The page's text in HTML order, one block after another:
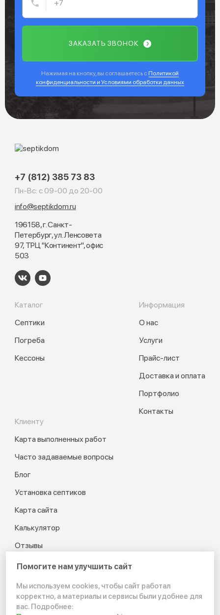
ЗАКАЗАТЬ ЗВОНОК
Нажимая на кнопку, вы соглашаетесь с Политикой
конфиденциальности и Условиями обработки данных
+7 (812) 385 73 83
Пн-Вс: с 09-00 до 20-00
info@septikdom.ru
196158, г. Санкт-
Петербург, ул. Ленсовета
97, ТРЦ "Континент", офис
503
Каталог
Септики
Погреба
Кессоны
Информация
О нас
Услуги
Прайс-лист
Доставка и оплата
Портфолио
Контакты
Клиенту
Карта выполненных работ
Часто задаваемые вопросы
Блог
Установка септиков
Карта сайта
Калькулятор
Отзывы
© 2012-2026 Канализация
в частном доме и на даче
Помогите нам улучшить сайт
Мы используем cookies, чтобы сайт работал
корректно, а материалы и сервисы были удобнее для
вас. Подробнее: